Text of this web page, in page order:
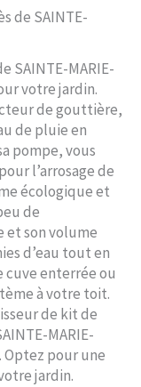
de SAINTE-
SAINTE-MARIE-
votre jardin.
de gouttière,
de pluie en
pompe, vous
l’arrosage de
écologique et
de
et son volume
d’eau tout en
cuve enterrée ou
à votre toit.
de kit de
MARIE-
Optez pour une
jardin.